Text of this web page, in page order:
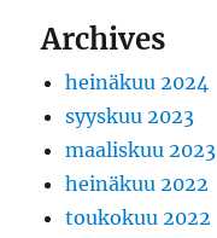
Archives
heinäkuu 2024
syyskuu 2023
maaliskuu 2023
heinäkuu 2022
toukokuu 2022